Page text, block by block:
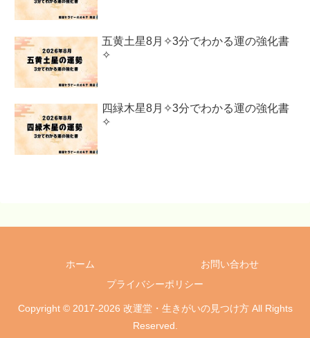
五黄土星8月✧3分でわかる運の強化書
✧
四緑木星8月✧3分でわかる運の強化書
✧
ホーム
お問い合わせ
プライバシーポリシー
Copyright © 2017-2026 改運堂・生きがいの見つけ方 All Rights
Reserved.